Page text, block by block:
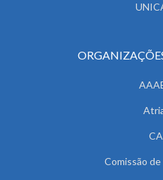
Comissão